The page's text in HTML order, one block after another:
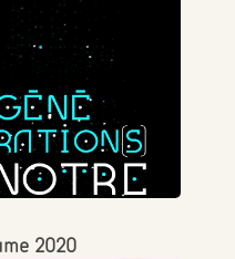
2020